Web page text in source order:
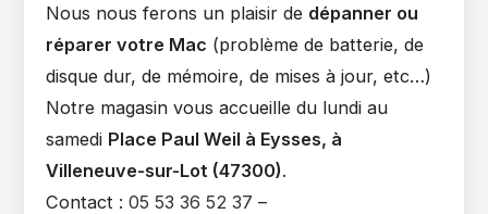
Nous nous ferons un plaisir de dépanner ou
réparer votre Mac (problème de batterie, de
disque dur, de mémoire, de mises à jour, etc…)
Notre magasin vous accueille du lundi au
samedi Place Paul Weil à Eysses, à
Villeneuve-sur-Lot (47300).
Contact :05 53 36 52 37 –